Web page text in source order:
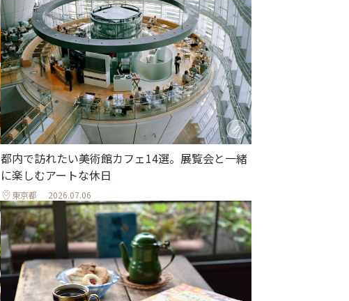
都内で訪れたい美術館カフェ14選。展覧会と一緒
に楽しむアートな休日
東京都 2026.07.06